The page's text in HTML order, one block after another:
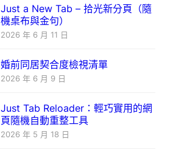
Just a New Tab – 拾光新分頁（隨
機桌布與金句）
2026 年 6 月 11 日
婚前同居契合度檢視清單
2026 年 6 月 9 日
Just Tab Reloader：輕巧實用的網
頁隨機自動重整工具
2026 年 5 月 18 日